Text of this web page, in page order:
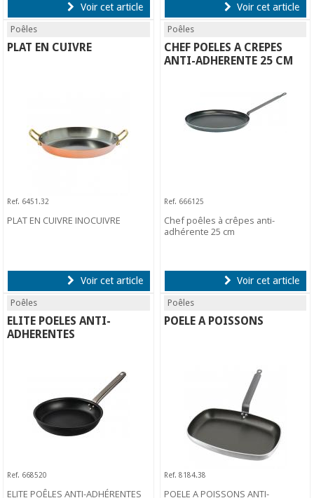
Voir cet article Voir cet article
Poêles
PLAT EN CUIVRE
Ref. 6451.32
PLAT EN CUIVRE INOCUIVRE
Voir cet article
Poêles
CHEF POELES A CREPES
ANTI-ADHERENTE 25 CM
Ref. 666125
Chef poêles à crêpes anti-
adhérente 25 cm
Voir cet article
Poêles
ELITE POELES ANTI-
ADHERENTES
Ref. 668520
ELITE POÊLES ANTI-ADHÉRENTES
Poêles
POELE A POISSONS
Ref. 8184.38
POELE A POISSONS ANTI-